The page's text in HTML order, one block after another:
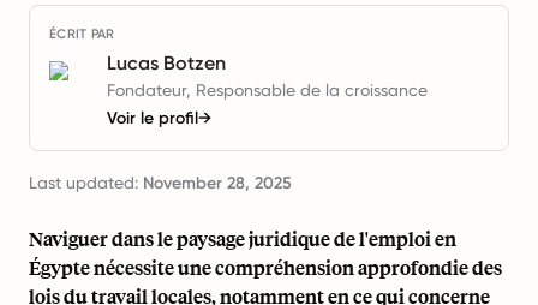
ÉCRIT PAR
Lucas Botzen
Fondateur, Responsable de la croissance
Voir le profil→
Last updated: November 28, 2025
Naviguer dans le paysage juridique de l'emploi en
Égypte nécessite une compréhension approfondie des
lois du travail locales, notamment en ce qui concerne